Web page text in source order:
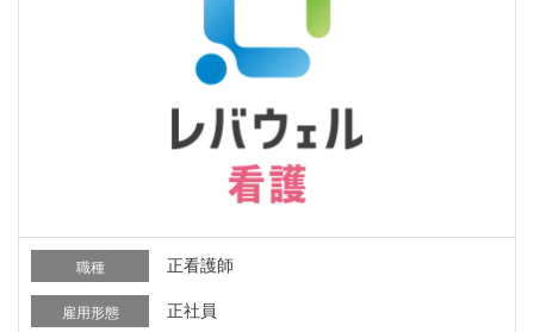
職種 正看護師
雇用形態 正社員